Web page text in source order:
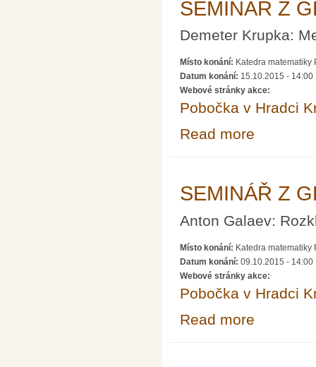
SEMINÁŘ Z
Demeter Krupka:
Místo konání: Katedra
Datum konání: 15.10.2015 - 14:00
Webové stránky akce:
Pobočka v Hradci
Read more
SEMINÁŘ Z
Anton Galaev:
Místo konání: Katedra
Datum konání: 09.10.2015 - 14:00
Webové stránky akce:
Pobočka v Hradci
Read more